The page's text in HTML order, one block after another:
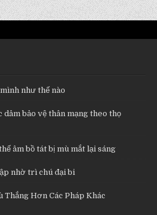
như thế nào
bảo vệ thân mạng theo thọ
âm bồ tát bị mù mắt lại sáng
nhờ trì chú đại bi
Thắng Hơn Các Pháp Khác